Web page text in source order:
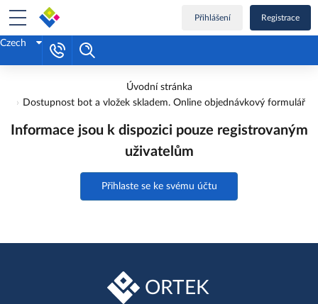
Přihlášení Registrace
Czech
Úvodní stránka
Dostupnost bot a vložek skladem. Online objednávkový formulář
Informace jsou k dispozici pouze registrovaným
uživatelům
Přihlaste se ke svému účtu
ORTEK